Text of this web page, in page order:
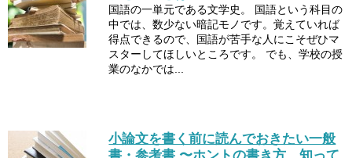
国語の一単元である文学史。 国語という科目の
中では、数少ない暗記モノです。覚えていれば
得点できるので、国語が苦手な人にこそぜひマ
スターしてほしいところです。 でも、学校の授
業のなかでは...
小論文を書く前に読んでおきたい一般